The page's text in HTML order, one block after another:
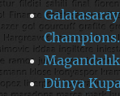
Dünya